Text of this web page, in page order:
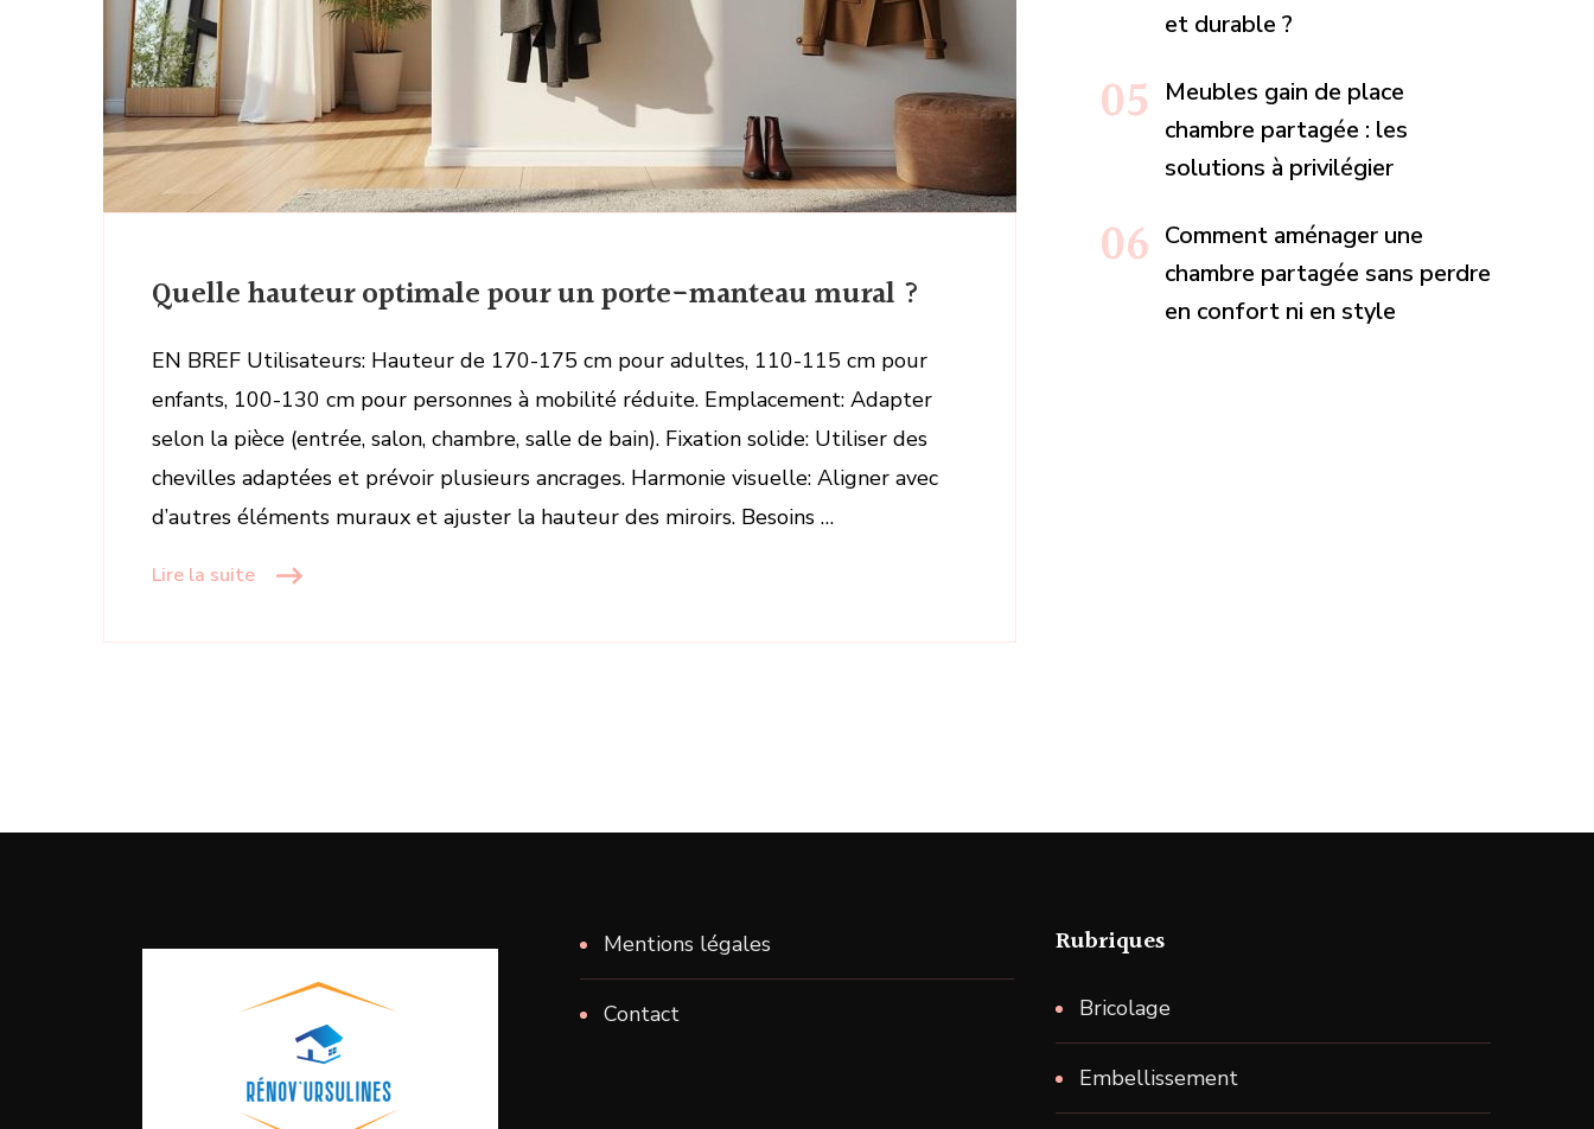
Quelle hauteur optimale pour un porte-manteau mural ?
EN BREF Utilisateurs: Hauteur de 170-175 cm pour adultes, 110-115 cm pour
enfants, 100-130 cm pour personnes à mobilité réduite. Emplacement: Adapter
selon la pièce (entrée, salon, chambre, salle de bain). Fixation solide: Utiliser des
chevilles adaptées et prévoir plusieurs ancrages. Harmonie visuelle: Aligner avec
d’autres éléments muraux et ajuster la hauteur des miroirs. Besoins …
Lire la suite
et durable ?
Meubles gain de place
chambre partagée : les
solutions à privilégier
Comment aménager une
chambre partagée sans perdre
en confort ni en style
Mentions légales
Contact
Rubriques
Bricolage
Embellissement